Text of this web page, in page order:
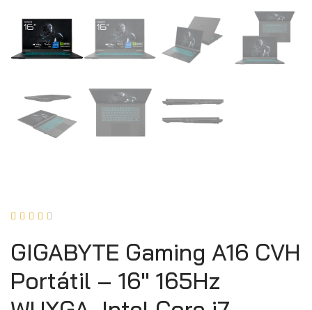
    
GIGABYTE Gaming A16 CVH
Portátil – 16″ 165Hz